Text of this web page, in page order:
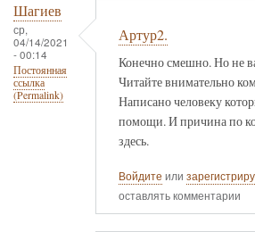
Шагиев
ср,
04/14/2021
- 00:14
Постоянная
ссылка
(Permalink)
Артур2.
Конечно смешно. Но не
Читайте внимательно
Написано человеку
помощи. И причина по
здесь.
Войдите или
оставлять комментарии